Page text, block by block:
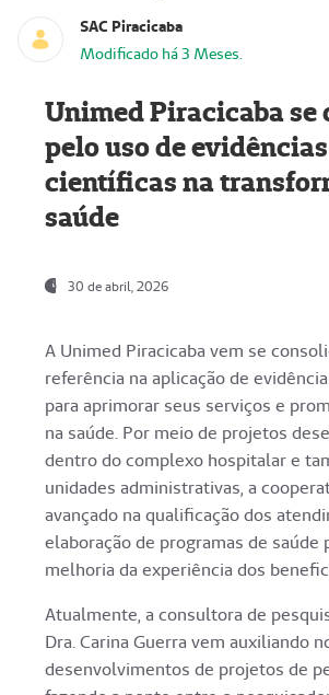
SAC Piracicaba
Modificado há 3 Meses.
Unimed Piracicaba se
pelo uso de evidências
científicas na
saúde
30 de abril, 2026
A Unimed Piracicaba vem se
referência na aplicação de
para aprimorar seus serviços e
na saúde. Por meio de projetos
dentro do complexo hospitalar e
unidades administrativas, a
avançado na qualificação dos
elaboração de programas de saúde
melhoria da experiência dos
Atualmente, a consultora de
Dra. Carina Guerra vem auxiliando
desenvolvimentos de projetos de